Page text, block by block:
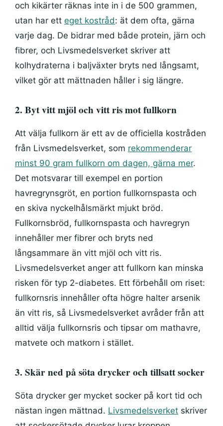
och kikärter räknas inte in i de 500 grammen,
utan har ett eget kostråd: ät dem ofta, gärna
varje dag. De bidrar med både protein, järn och
fibrer, och Livsmedelsverket skriver att
kolhydraterna i baljväxter bryts ned långsamt,
vilket gör att mättnaden håller i sig längre.
2. Byt vitt mjöl och vitt ris mot fullkorn
Att välja fullkorn är ett av de officiella kostråden
från Livsmedelsverket, som rekommenderar
minst 90 gram fullkorn om dagen, gärna mer.
Det motsvarar till exempel en portion
havregrynsgröt, en portion fullkornspasta och
en skiva nyckelhålsmärkt mjukt bröd.
Fullkornsbröd, fullkornspasta och havregryn
innehåller mer fibrer och bryts ned
långsammare än vitt mjöl och vitt ris.
Livsmedelsverket anger att fullkorn kan minska
risken för typ 2-diabetes. Ett förbehåll om riset:
fullkornsris innehåller ofta högre halter arsenik
än vitt ris, så Livsmedelsverket avråder från att
alltid välja fullkornsris och tipsar om mathavre,
matvete och matkorn i stället.
3. Skär ned på söta drycker och tillsatt socker
Söta drycker ger mycket socker på kort tid och
nästan ingen mättnad. Livsmedelsverket skriver